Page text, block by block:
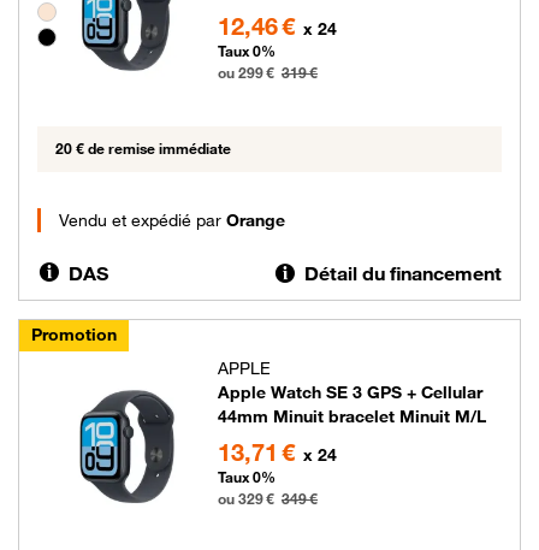
Groupe de couleurs disponibles non sélectionnables
12,46 € x 24
Taux 0%
ou 299 € 319 €
20 € de remise immédiate
Vendu et expédié par Orange
DAS Détail du financement
Promotion
APPLE
Apple Watch SE 3 GPS + Cellular
44mm Minuit bracelet Minuit M/L
13,71 € x 24
Taux 0%
ou 329 € 349 €